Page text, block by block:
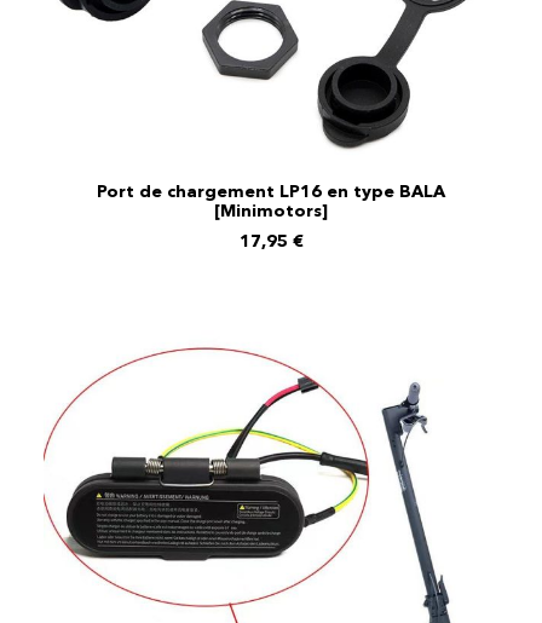
AJOUTER AU PANIER
Port de chargement LP16 en type BALA
[Minimotors]
17,95 €